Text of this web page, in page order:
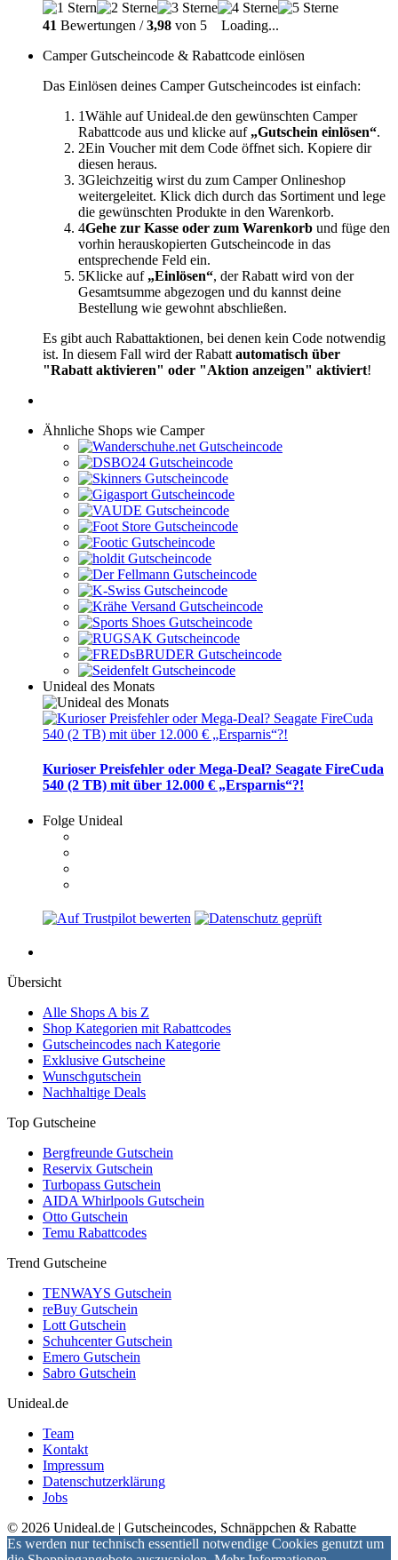
41 Bewertungen /3,98 von 5
Loading...
Camper Gutscheincode & Rabattcode einlösen
Das Einlösen deines Camper Gutscheincodes ist einfach:
1Wähle auf Unideal.de den gewünschten Camper
Rabattcode aus und klicke auf „Gutschein einlösen“.
2Ein Voucher mit dem Code öffnet sich. Kopiere dir
diesen heraus.
3Gleichzeitig wirst du zum Camper Onlineshop
weitergeleitet. Klick dich durch das Sortiment und lege
die gewünschten Produkte in den Warenkorb.
4Gehe zur Kasse oder zum Warenkorb und füge den
vorhin herauskopierten Gutscheincode in das
entsprechende Feld ein.
5Klicke auf „Einlösen“, der Rabatt wird von der
Gesamtsumme abgezogen und du kannst deine
Bestellung wie gewohnt abschließen.
Es gibt auch Rabattaktionen, bei denen kein Code notwendig
ist. In diesem Fall wird der Rabatt automatisch über
"Rabatt aktivieren" oder "Aktion anzeigen" aktiviert!
Ähnliche Shops wie Camper
Unideal des Monats
Kurioser Preisfehler oder Mega-Deal? Seagate FireCuda
540 (2 TB) mit über 12.000 € „Ersparnis“?!
Folge Unideal
Übersicht
Alle Shops A bis Z
Shop Kategorien mit Rabattcodes
Gutscheincodes nach Kategorie
Exklusive Gutscheine
Wunschgutschein
Nachhaltige Deals
Top Gutscheine
Bergfreunde Gutschein
Reservix Gutschein
Turbopass Gutschein
AIDA Whirlpools Gutschein
Otto Gutschein
Temu Rabattcodes
Trend Gutscheine
TENWAYS Gutschein
reBuy Gutschein
Lott Gutschein
Schuhcenter Gutschein
Emero Gutschein
Sabro Gutschein
Unideal.de
Team
Kontakt
Impressum
Datenschutzerklärung
Jobs
© 2026 Unideal.de | Gutscheincodes, Schnäppchen & Rabatte
Es werden nur technisch essentiell notwendige Cookies genutzt um